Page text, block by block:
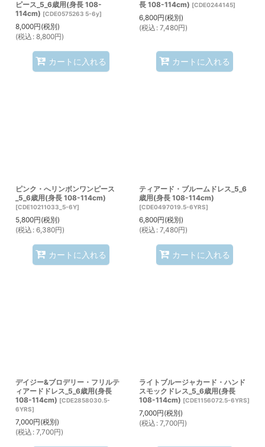
ピース_5_6歳用(身長 108-
114cm) [CDE0575263 5-6y]
8,000円(税別)
(税込 : 8,800円)
カートに入れる
長 108-114cm) [CDE0244145]
6,800円(税別)
(税込 : 7,480円)
カートに入れる
ピンク・へリンボンワンピース
_5_6歳用(身長 108-114cm)
[CDE10211033_5-6Y]
5,800円(税別)
(税込 : 6,380円)
カートに入れる
ティアード・ブルームドレス_5_6
歳用(身長 108-114cm)
[CDE0497019.5-6YRS]
6,800円(税別)
(税込 : 7,480円)
カートに入れる
デイジー&ブロデリー・フリルテ
ィアードドレス_5_6歳用(身長
108-114cm) [CDE2858030.5-
6YRS]
7,000円(税別)
(税込 : 7,700円)
ライトブルージャカード・ハンド
スモックドレス_5_6歳用(身長
108-114cm) [CDE1156072.5-6YRS]
7,000円(税別)
(税込 : 7,700円)